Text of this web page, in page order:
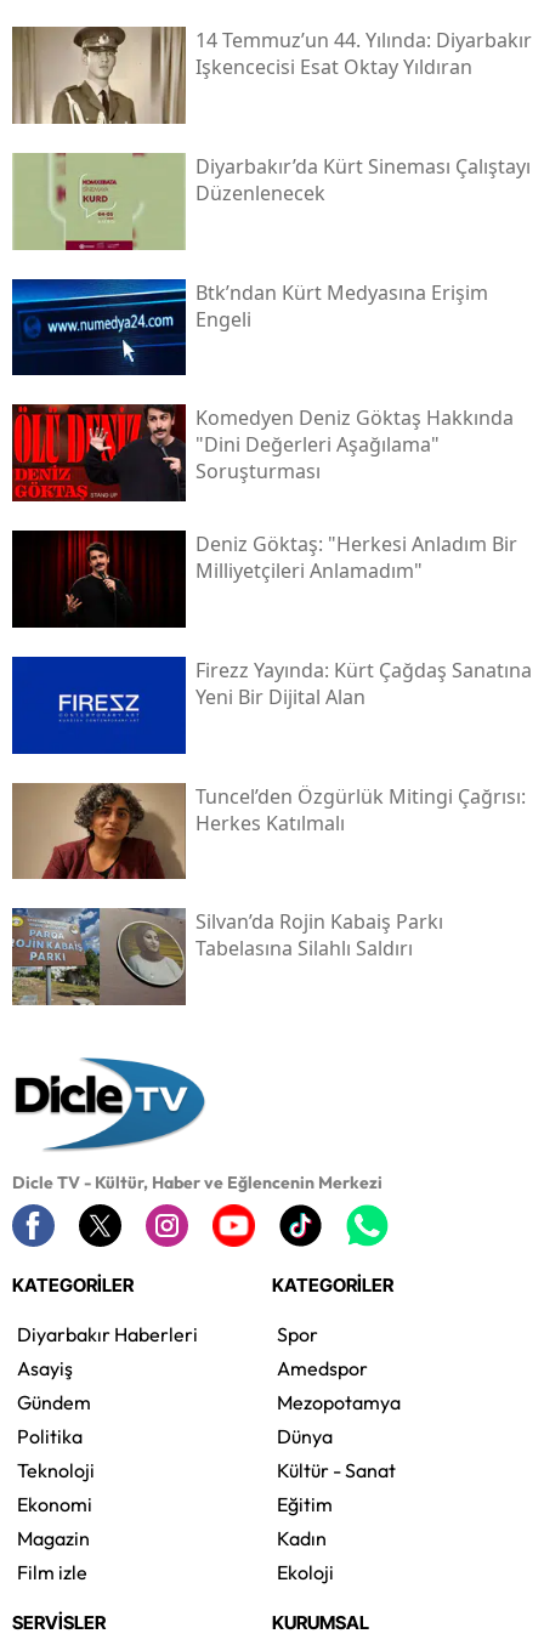
14 Temmuz’un 44. Yılında: Diyarbakır
Işkencecisi Esat Oktay Yıldıran
Diyarbakır’da Kürt Sineması Çalıştayı
Düzenlenecek
Btk’ndan Kürt Medyasına Erişim
Engeli
Komedyen Deniz Göktaş Hakkında
"dini Değerleri Aşağılama"
Soruşturması
Deniz Göktaş: "herkesi Anladım Bir
Milliyetçileri Anlamadım"
Firezz Yayında: Kürt Çağdaş Sanatına
Yeni Bir Dijital Alan
Tuncel’den Özgürlük Mitingi Çağrısı:
Herkes Katılmalı
Silvan’da Rojin Kabaiş Parkı
Tabelasına Silahlı Saldırı
Dicle TV - Kültür, Haber ve Eğlencenin Merkezi
KATEGORİLER
Diyarbakır Haberleri
Asayiş
Gündem
Politika
Teknoloji
Ekonomi
Magazin
Film izle
KATEGORİLER
Spor
Amedspor
Mezopotamya
Dünya
Kültür - Sanat
Eğitim
Kadın
Ekoloji
SERVİSLER KURUMSAL